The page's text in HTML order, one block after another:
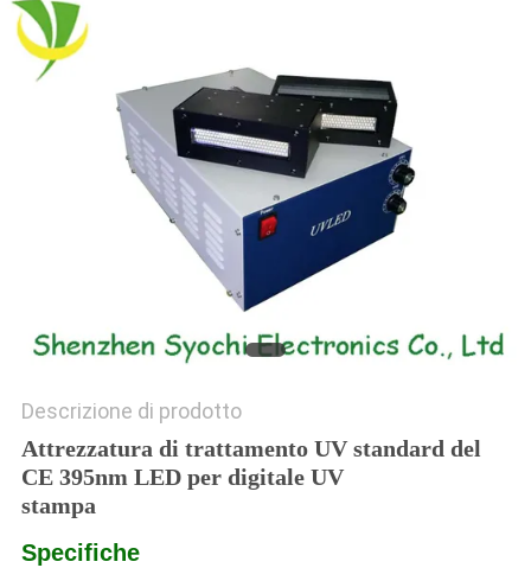
PRIVACY
POLICY
Descrizione di prodotto
Attrezzatura di trattamento UV standard del
CE 395nm LED per digitale UV
stampa
Specifiche